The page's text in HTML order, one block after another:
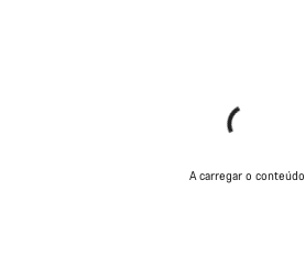
A carregar o conteúdo